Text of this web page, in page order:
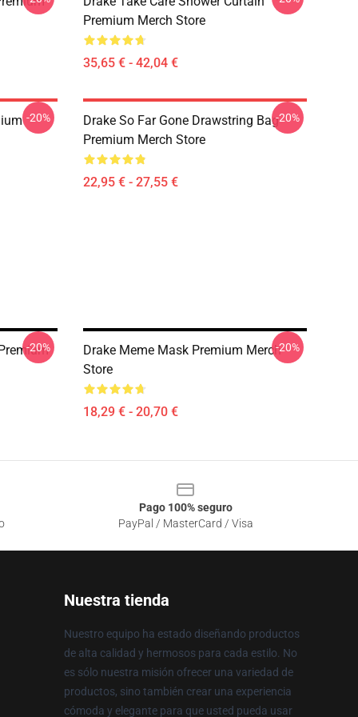
Premium Merch Store
35,65 € - 42,04 €
-20%
Drake So Far Gone Drawstring Bag
Premium Merch Store
22,95 € - 27,55 €
-20%
-20%
Drake Meme Mask Premium Merch
Store
18,29 € - 20,70 €
-20%
Pago 100% seguro
PayPal / MasterCard / Visa
Nuestra tienda
Nuestro equipo ha estado diseñando productos
de alta calidad y hermosos para cada estilo. No
es sólo nuestra misión ofrecer una variedad de
productos, sino también crear una experiencia
cómoda y elegante para que usted pueda usar